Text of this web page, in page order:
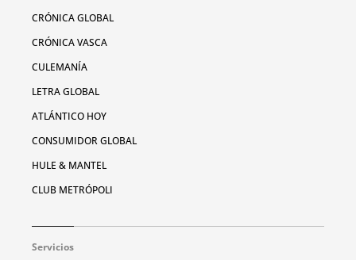
CRÓNICA GLOBAL
CRÓNICA VASCA
CULEMANÍA
LETRA GLOBAL
ATLÁNTICO HOY
CONSUMIDOR GLOBAL
HULE & MANTEL
CLUB METRÓPOLI
Servicios